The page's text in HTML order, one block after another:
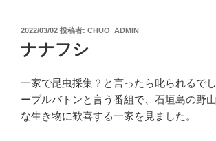
投
日:
2022/03/02 投稿者: CHUO_ADMIN
ナナフシ
一家で昆虫採集？と言ったら叱られるで
ーブルバトンと言う番組で、石垣島の野
な生き物に歓喜する一家を見ました。